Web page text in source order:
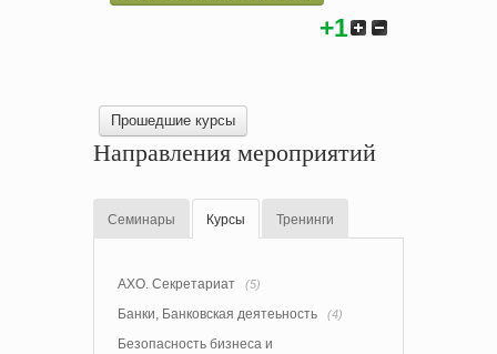
+1
Прошедшие курсы
Направления мероприятий
Семинары Курсы Тренинги
АХО. Секретариат (5)
Банки, Банковская деятеьность (4)
Безопасность бизнеса и